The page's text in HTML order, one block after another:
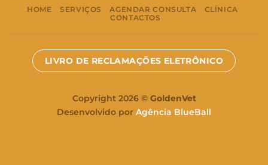
HOME SERVIÇOS AGENDAR CONSULTA
CLÍNICA
CONTACTOS
LIVRO DE RECLAMAÇÕES ELETRÔNICO
Copyright 2026 © GoldenVet
Desenvolvido por Agência BlueBall